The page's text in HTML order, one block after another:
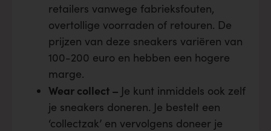
retailers vanwege fabrieksfouten,
overtollige voorraden of retouren. De
prijzen van deze sneakers variëren van
100-200 euro en hebben een hogere
marge.
Wear collect – Je kunt inmiddels ook zelf
je sneakers doneren. Je bestelt een
‘collectzak’ en vervolgens doneer je